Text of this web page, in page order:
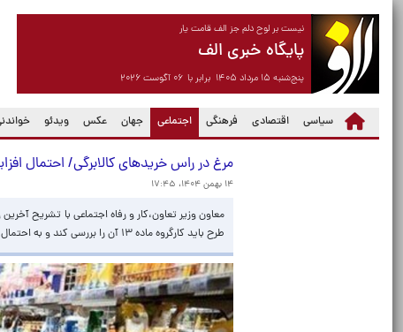
نیست بر لوح دلم جز الف قامت یار
پایگاه خبری الف
پنج‌شنبه ۱۵ مرداد ۱۴۰۵ برابر با ۰۶ آگوست ۲۰۲۶
سیاسی اقتصادی فرهنگی اجتماعی
(current) جهان عکس ویدئو
مرغ در راس خریدهای کالابرگی/ احتمال
۱۴ بهمن ۱۴۰۴، ۱۷:۴۵
معاون وزیر تعاون،کار و رفاه اجتماعی با تشریح
طرح باید کارگروه ماده ۱۳ آن را بررسی کند و به احتمال زیاد در نوبت‌های بعدی به تعداد کالاهای طرح اضافه شود.